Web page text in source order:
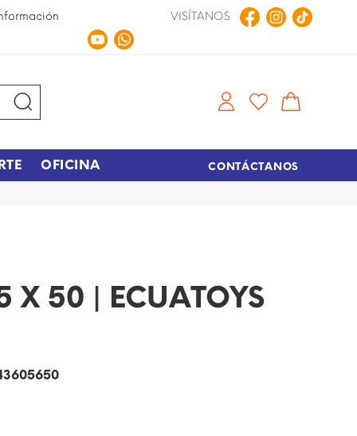
Compra en LíneaTiempo de entrega de 48
VISÍTANOS
OFICINA CONTÁCTANOS
X 50 | ECUATOYS